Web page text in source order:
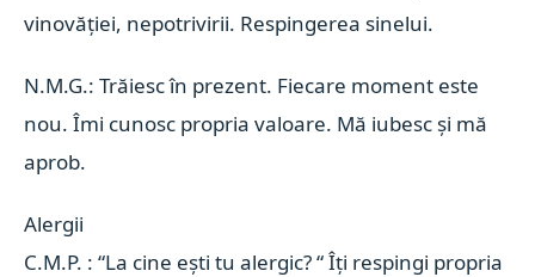
vinovăției, nepotrivirii. Respingerea sinelui.
N.M.G.: Trăiesc în prezent. Fiecare moment este
nou. Îmi cunosc propria valoare. Mă iubesc și mă
aprob.
Alergii
C.M.P. : “La cine ești tu alergic? “ Îți respingi propria